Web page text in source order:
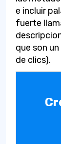
e incluir
fuerte
que son
de clics).